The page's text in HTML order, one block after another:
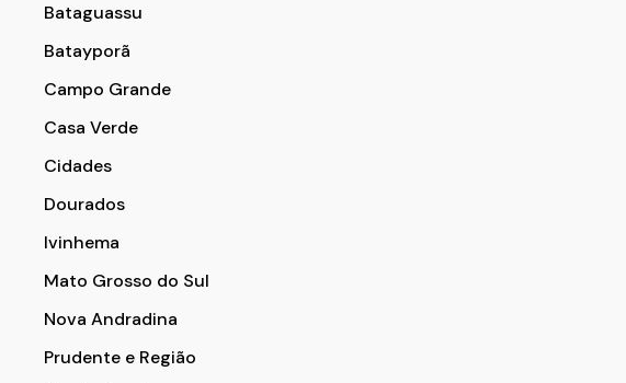
Bataguassu
Batayporã
Campo Grande
Casa Verde
Cidades
Dourados
Ivinhema
Mato Grosso do Sul
Nova Andradina
Prudente e Região